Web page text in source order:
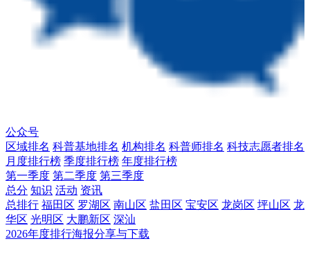
公众号
区域排名 科普基地排名 机构排名 科普师排名 科技志愿者排名
月度排行榜 季度排行榜 年度排行榜
第一季度 第二季度 第三季度
总分 知识 活动 资讯
总排行 福田区 罗湖区 南山区 盐田区 宝安区 龙岗区 坪山区 龙
华区 光明区 大鹏新区 深汕
2026年度排行海报分享与下载